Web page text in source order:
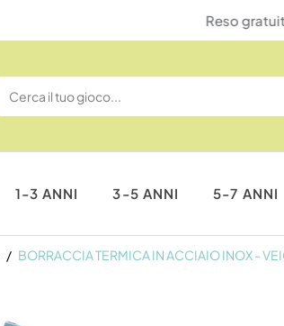
Reso gratuito
1-3 ANNI 3-5 ANNI 5-7 ANNI
BORRACCIA TERMICA IN ACCIAIO INOX -